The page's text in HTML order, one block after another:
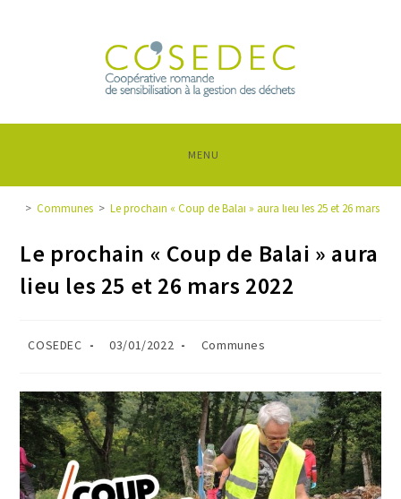
MENU
> Communes > Le prochain « Coup de Balai » aura lieu les 25 et 26 mars
Le prochain « Coup de Balai » aura
lieu les 25 et 26 mars 2022
COSEDEC 03/01/2022 Communes